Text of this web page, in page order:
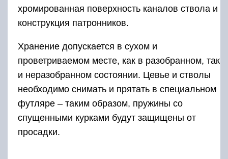
хромированная поверхность каналов ствола и
конструкция патронников.
Хранение допускается в сухом и
проветриваемом месте, как в разобранном, так
и неразобранном состоянии. Цевье и стволы
необходимо снимать и прятать в специальном
футляре – таким образом, пружины со
спущенными курками будут защищены от
просадки.